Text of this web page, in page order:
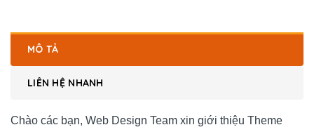
MÔ TẢ
LIÊN HỆ NHANH
Chào các bạn, Web Design Team xin giới thiệu Theme